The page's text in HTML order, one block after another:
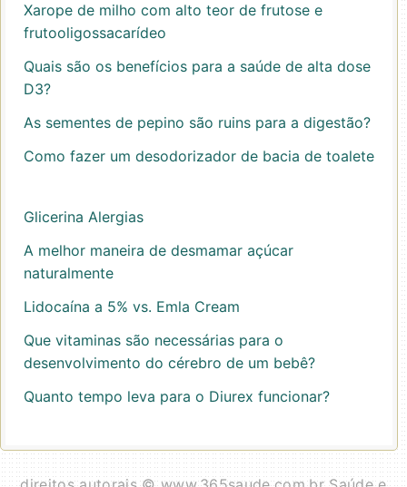
Xarope de milho com alto teor de frutose e
frutooligossacarídeo
Quais são os benefícios para a saúde de alta dose
D3?
As sementes de pepino são ruins para a digestão?
Como fazer um desodorizador de bacia de toalete
Glicerina Alergias
A melhor maneira de desmamar açúcar
naturalmente
Lidocaína a 5% vs. Emla Cream
Que vitaminas são necessárias para o
desenvolvimento do cérebro de um bebê?
Quanto tempo leva para o Diurex funcionar?